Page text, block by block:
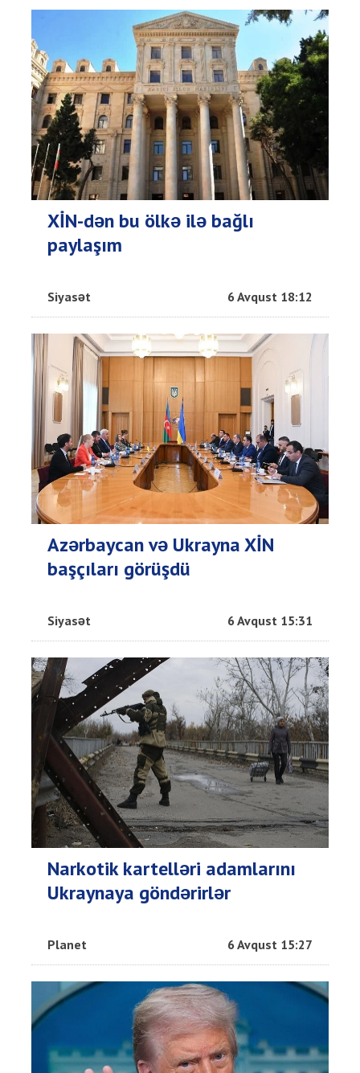
XİN-dən bu ölkə ilə bağlı
paylaşım
Siyasət 6 Avqust 18:12
Azərbaycan və Ukrayna XİN
başçıları görüşdü
Siyasət 6 Avqust 15:31
Narkotik kartelləri adamlarını
Ukraynaya göndərirlər
Planet 6 Avqust 15:27